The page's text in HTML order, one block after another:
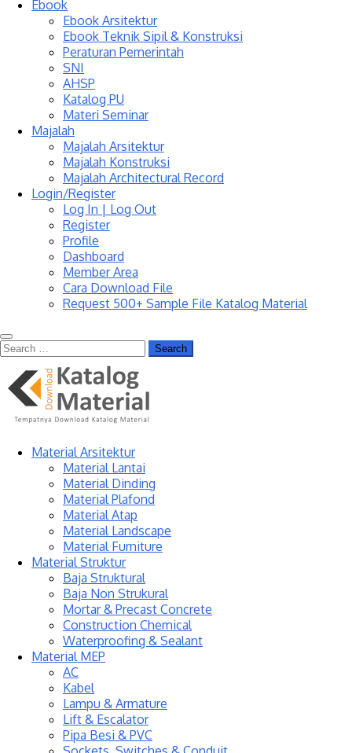
Ebook
Ebook Arsitektur
Ebook Teknik Sipil & Konstruksi
Peraturan Pemerintah
SNI
AHSP
Katalog PU
Materi Seminar
Majalah
Majalah Arsitektur
Majalah Konstruksi
Majalah Architectural Record
Login/Register
Log In | Log Out
Register
Profile
Dashboard
Member Area
Cara Download File
Request 500+ Sample File Katalog Material
Material Arsitektur
Material Lantai
Material Dinding
Material Plafond
Material Atap
Material Landscape
Material Furniture
Material Struktur
Baja Struktural
Baja Non Strukural
Mortar & Precast Concrete
Construction Chemical
Waterproofing & Sealant
Material MEP
AC
Kabel
Lampu & Armature
Lift & Escalator
Pipa Besi & PVC